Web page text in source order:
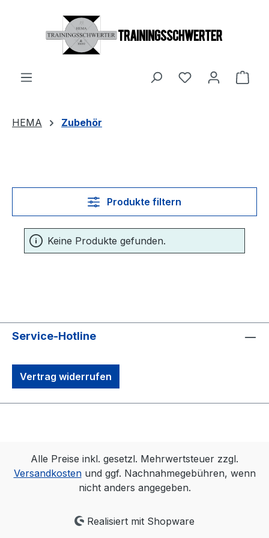
Zum Hauptinhalt springen
Du hast 0
HEMA Zubehör
Produkte filtern
Keine Produkte gefunden.
Service-Hotline
Vertrag widerrufen
Alle Preise inkl. gesetzl. Mehrwertsteuer zzgl.
Versandkostenund ggf. Nachnahmegebühren, wenn
nicht anders angegeben.
Realisiert mit Shopware